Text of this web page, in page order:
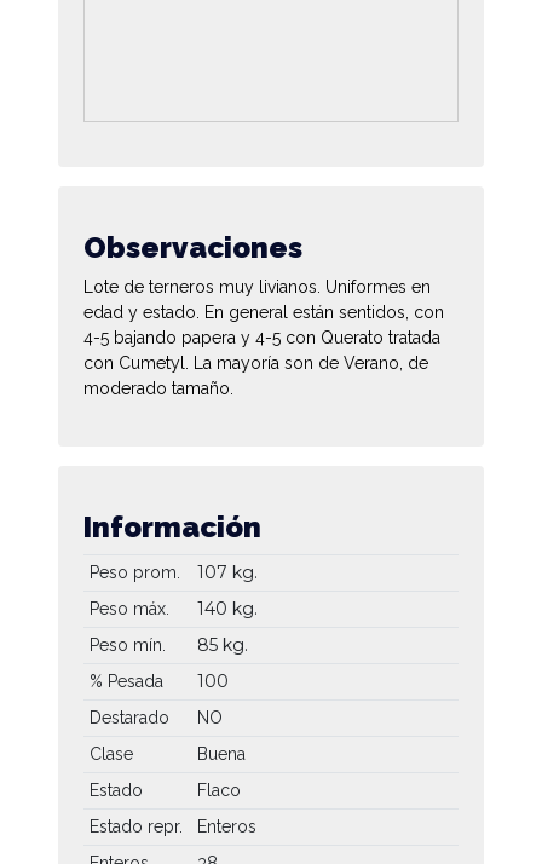
Observaciones
Lote de terneros muy livianos. Uniformes en
edad y estado. En general están sentidos, con
4-5 bajando papera y 4-5 con Querato tratada
con Cumetyl. La mayoría son de Verano, de
moderado tamaño.
Información
Peso prom. 107 kg.
Peso máx. 140 kg.
Peso mín. 85 kg.
% Pesada 100
Destarado
NO
Clase
Buena
Estado
Flaco
Estado repr.
Enteros